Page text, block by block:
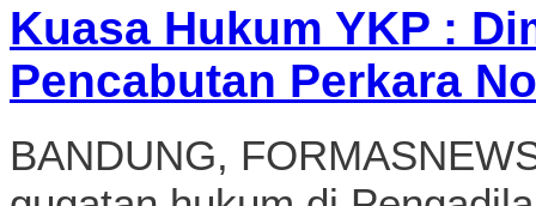
Kuasa Hukum YKP :
Pencabutan Perkara
BANDUNG,